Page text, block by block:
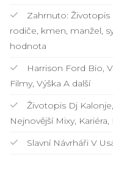
Zahrnuto: Životopis
rodiče, kmen, manžel,
hodnota
Harrison Ford Bio,
Filmy, Výška A další
Životopis Dj
Nejnovější Mixy,
Slavní Návrháři V